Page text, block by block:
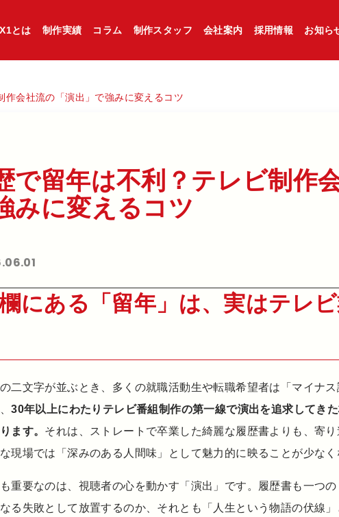
とは 制作実績 コラム 制作スタッフ 会社案内 採用情報 お知ら
作会社流の「演出」で強みに変えるコツ
で​留年は​不利？​テレビ制作
みに​変える​コツ
にある「留年」は、実はテレ
二文字が並ぶとき、多くの就職活動生や転職希望者は「マイナ
30年以上にわたりテレビ番組制作の第一線で演出を追求してき
ます。 それは、ストレートで卒業した綺麗な履歴書よりも、寄
現場では「深みのある人間味」として魅力的に映ることが少なく
重要なのは、視聴者の心を動かす「演出」です。履歴書も一つ
る失敗として放置するのか、それとも「人生という物語の伏線